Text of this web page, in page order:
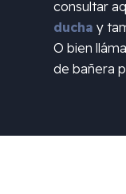
consultar
ducha y
O bien
de bañera